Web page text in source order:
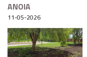
ANOIA
11-05-2026